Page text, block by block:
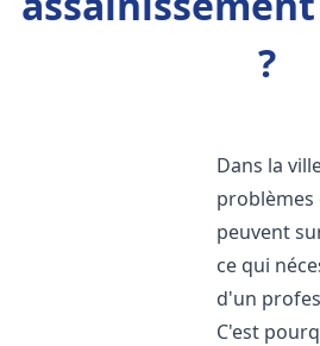
?
Dans la
problèmes
peuvent
ce qui
d'un
C'est